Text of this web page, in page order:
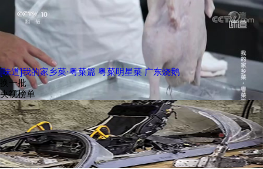
[味道]我的家乡菜·粤菜篇 粤菜明星菜 广东烧鹅
换一批
央视榜单